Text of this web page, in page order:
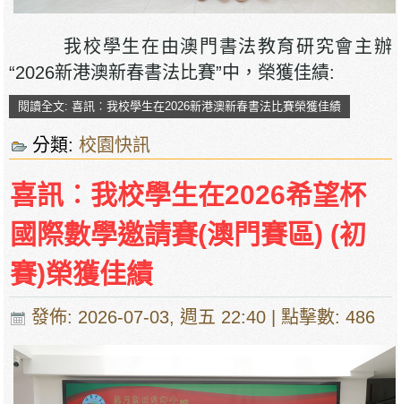
我校學生在由澳門書法教育研究會主辦
“2026新港澳新春書法比賽”中，榮獲佳績:
閱讀全文: 喜訊︰我校學生在2026新港澳新春書法比賽榮獲佳績
分類:校園快訊
喜訊︰我校學生在2026希望杯
國際數學邀請賽(澳門賽區) (初
賽)榮獲佳績
發佈: 2026-07-03, 週五 22:40 | 點擊數: 486